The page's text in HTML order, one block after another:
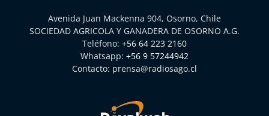
Avenida Juan Mackenna 904, Osorno, Chile
SOCIEDAD AGRICOLA Y GANADERA DE OSORNO A.G.
Teléfono: +56 64 223 2160
Whatsapp: +56 9 57244942
Contacto: prensa@radiosago.cl